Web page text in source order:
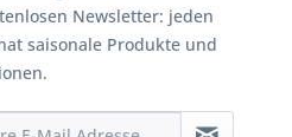
Newsletter: jeden
saisonale Produkte und